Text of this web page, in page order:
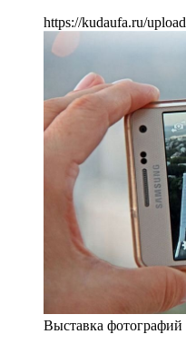
https://kudaufa.ru/
Выставка